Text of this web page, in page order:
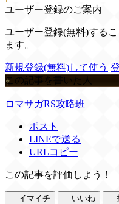
ユーザー登録のご案内
ユーザー登録(無料)する
ます。
新規登録(無料)して使う
この記事を書いた人
ロマサガRS攻略班
ポスト
LINEで送る
URLコピー
この記事を評価しよう！
イマイチ いいね